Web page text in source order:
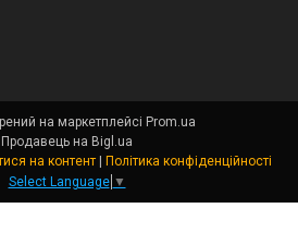
на маркетплейсі Prom.ua
Продавець на Bigl.ua
на контент | Політика конфіденційності
Select Language ▼